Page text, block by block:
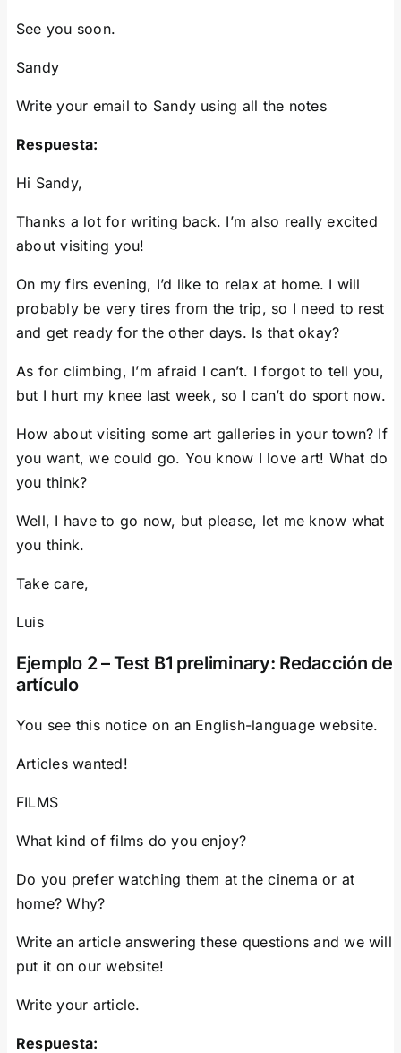
See you soon.
Sandy
Write your email to Sandy using all the notes
Respuesta:
Hi Sandy,
Thanks a lot for writing back. I’m also really excited
about visiting you!
On my firs evening, I’d like to relax at home. I will
probably be very tires from the trip, so I need to rest
and get ready for the other days. Is that okay?
As for climbing, I’m afraid I can’t. I forgot to tell you,
but I hurt my knee last week, so I can’t do sport now.
How about visiting some art galleries in your town? If
you want, we could go. You know I love art! What do
you think?
Well, I have to go now, but please, let me know what
you think.
Take care,
Luis
Ejemplo 2 – Test B1 preliminary: Redacción de
artículo
You see this notice on an English-language website.
Articles wanted!
FILMS
What kind of films do you enjoy?
Do you prefer watching them at the cinema or at
home? Why?
Write an article answering these questions and we will
put it on our website!
Write your article.
Respuesta: